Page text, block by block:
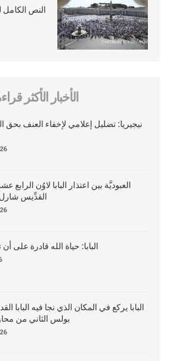
النص الكامل
الأخبار الأكثر
نيجيريا: تضليل إعلامي لإخفاء العنف بحق
العبوديَّة بين اعتذار البابا لاوُن
القدِّيس
البابا: حياة الله قادرة على أن
البابا يركع في المكان الذي نجا فيه البابا
بولس الثاني من